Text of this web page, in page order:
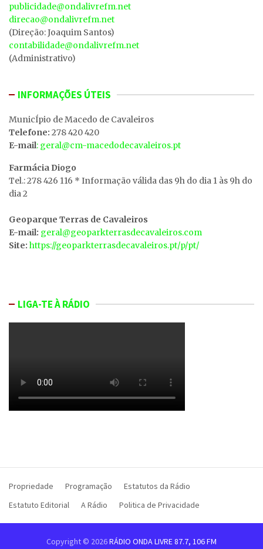
publicidade@ondalivrefm.net
direcao@ondalivrefm.net
(Direção: Joaquim Santos)
contabilidade@ondalivrefm.net
(Administrativo)
INFORMAÇÕES ÚTEIS
MunicÍpio de Macedo de Cavaleiros
Telefone: 278 420 420
E-mail: geral@cm-macedodecavaleiros.pt
Farmácia Diogo
Tel.: 278 426 116 * Informação válida das 9h do dia 1 às 9h do
dia 2
Geoparque Terras de Cavaleiros
E-mail: geral@geoparkterrasdecavaleiros.com
Site: https://geoparkterrasdecavaleiros.pt/p/pt/
LIGA-TE À RÁDIO
Propriedade Programação
Estatutos da Rádio
Estatuto Editorial
A Rádio Politica de Privacidade
Copyright © 2026RÁDIO ONDA LIVRE 87.7, 106 FM